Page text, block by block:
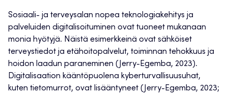
Sosiaali- ja terveysalan nopea teknologiakehitys ja
palveluiden digitalisoituminen ovat tuoneet mukanaan
monia hyötyjä. Näistä esimerkkeinä ovat sähköiset
terveystiedot ja etähoitopalvelut, toiminnan tehokkuus ja
hoidon laadun paraneminen (Jerry-Egemba, 2023).
Digitalisaation kääntöpuolena kyberturvallisuusuhat,
kuten tietomurrot, ovat lisääntyneet (Jerry-Egemba, 2023;